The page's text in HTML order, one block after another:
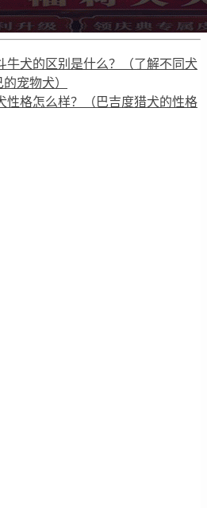
牛犬的区别是什么？（了解不同犬
宠物犬）
性格怎么样？（巴吉度猎犬的性格